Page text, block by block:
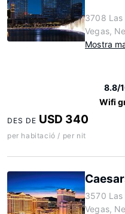
3708 Las
Vegas,
Mostra
8.8/
Wifi
DES DE USD 340
per habitació / per nit
3570 Las
Vegas,